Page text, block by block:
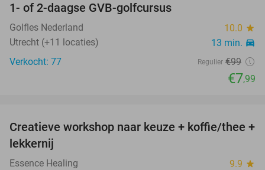
1- of 2-daagse GVB-golfcursus
Golfles Nederland 10.0 star
Utrecht (+11 locaties) 13 min. directions_car
Verkocht: 77 Regulier €99
€7,99
40%
Creatieve workshop naar keuze + koffie/thee +
lekkernij
Essence Healing 9.9 star